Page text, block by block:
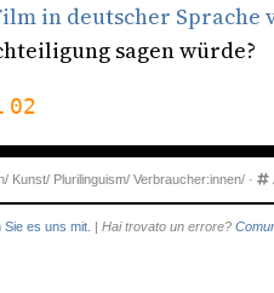
in deutscher
sagen würde?
02
Kunst/ Plurilinguism/ Verbraucher:innen/ ·
Sie es uns mit. | Hai trovato un errore?